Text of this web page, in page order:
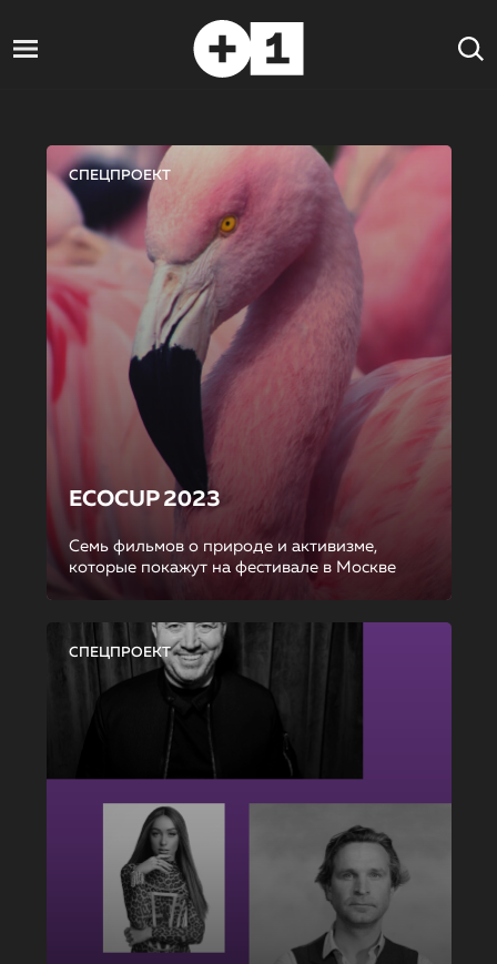
СПЕЦПРОЕКТ
ECOCUP 2023
Семь фильмов о природе и активизме,
которые покажут на фестивале в Москве
СПЕЦПРОЕКТ